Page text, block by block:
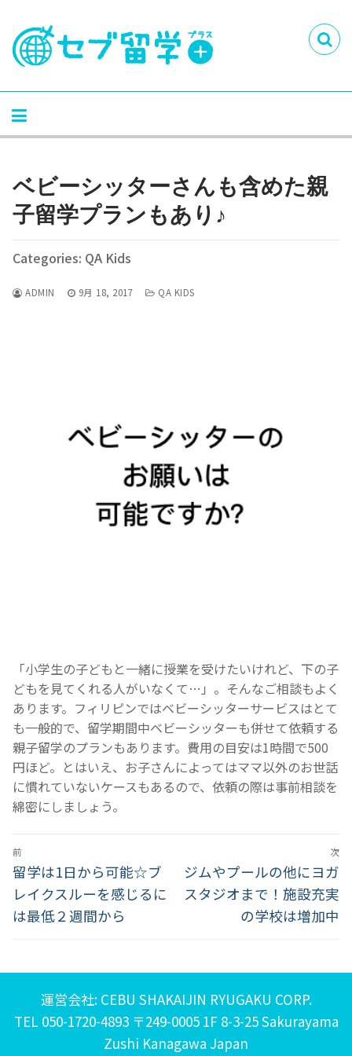
ベビーシッターさんも含めた親
子留学プランもあり♪
Categories: QA Kids
ADMIN 9月 18, 2017 QA KIDS
「小学生の子どもと一緒に授業を受けたいけれど、下の子
どもを見てくれる人がいなくて…」。そんなご相談もよく
あります。フィリピンではベビーシッターサービスはとて
も一般的で、留学期間中ベビーシッターも併せて依頼する
親子留学のプランもあります。費用の目安は1時間で500
円ほど。とはいえ、お子さんによってはママ以外のお世話
に慣れていないケースもあるので、依頼の際は事前相談を
綿密にしましょう。
投
稿
ナ
ゲ
シ
前
前
の
投
稿:
留学は1日から可能☆ブ
レイクスルーを感じるに
は最低２週間から
次
次
の
ジムやプールの他にヨガ
スタジオまで！施設充実
の学校は増加中
運営会社: CEBU SHAKAIJIN RYUGAKU CORP.
TEL 050-1720-4893 〒249-0005 1F 8-3-25 Sakurayama
Zushi Kanagawa Japan